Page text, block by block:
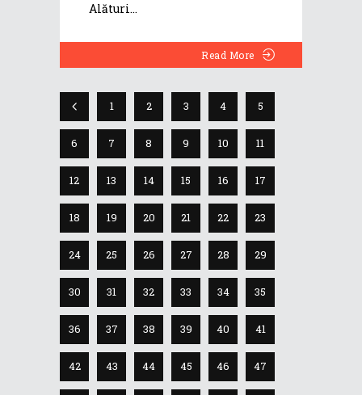
Alături
Read More
1 2 3 4 5
6 7 8 9 10 11
12 13 14 15 16 17
18 19 20 21 22 23
24 25 26 27 28 29
30 31 32 33 34 35
36 37 38 39 40 41
42 43 44 45 46 47